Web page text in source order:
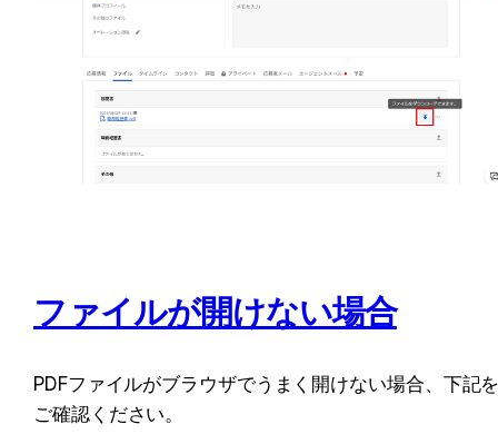
ファイルが開けない場合
PDFファイルがブラウザでうまく開けない場合、下記
ご確認ください。